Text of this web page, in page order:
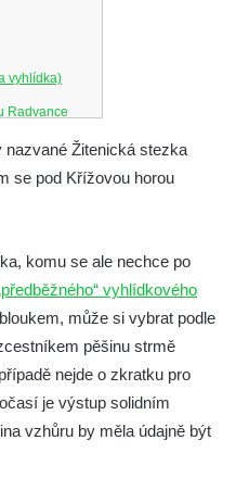
vyhlídka)
Radvance
v
Teplických
skalách
stěnách
Žitenická stezka
se pod Křížovou horou
komu se ale nechce po
vyhlídkového
může si vybrat podle
pěšinu strmě
nejde o zkratku pro
je výstup solidním
vzhůru by měla údajně být